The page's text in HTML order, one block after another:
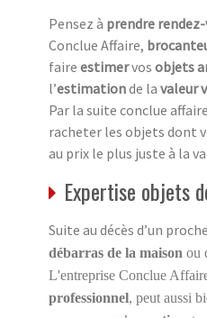
Pensez à prendre
Conclue Affaire,
faire estimervos objets
l’estimationde la valeur
Par la suite conclue
racheter les objets dont
au prix le plus juste à la
Expertise objets
Suite au décès d’un proche
débarras de la maison ou
L'entreprise Conclue
professionnel, peut aussi